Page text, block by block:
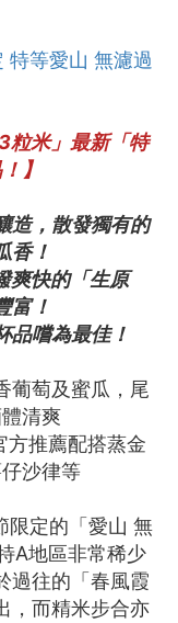
特等愛山 無濾過
粒米」最新「特
】
造，散發獨有的
香！
爽快的「生原
富！
品嚐為最佳！
葡萄及蜜瓜，尾
清爽
方推薦配搭蒸金
沙律等
限定的「愛山 無
A地區非常稀少
過往的「春風霞
，而精米步合亦